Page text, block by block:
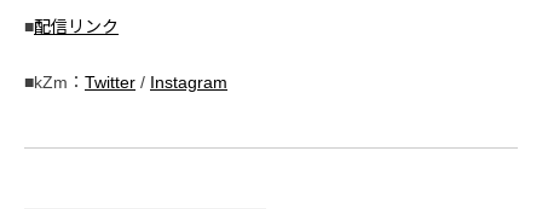
■配信リンク
■kZm： Twitter / Instagram